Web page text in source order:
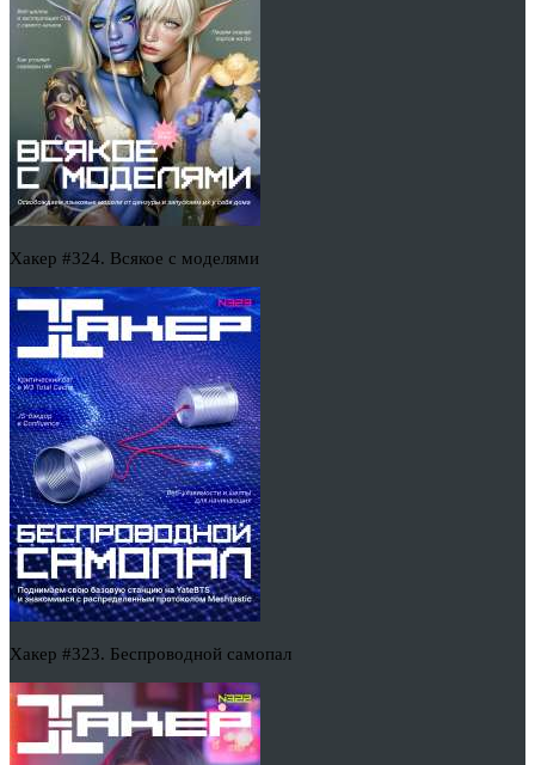
Хакер #324. Всякое с моделями
Хакер #323. Беспроводной самопал